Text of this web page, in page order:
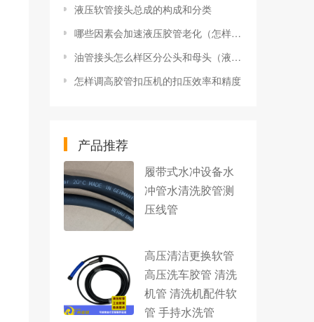
液压软管接头总成的构成和分类
哪些因素会加速液压胶管老化（怎样提升高低压油管的使用寿命）
油管接头怎么样区分公头和母头（液压软管接头的公头和母头的区别）
怎样调高胶管扣压机的扣压效率和精度
产品推荐
履带式水冲设备水
冲管水清洗胶管测
压线管
高压清洁更换软管
高压洗车胶管 清洗
机管 清洗机配件软
管 手持水洗管